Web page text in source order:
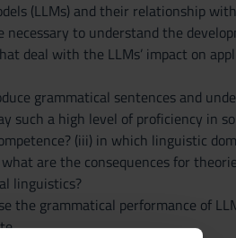
(LLMs) and their relationship
to understand the
deal with the LLMs’ impact on
grammatical sentences and
such a high level of proficiency in
(iii) in which linguistic
are the consequences for
linguistics?
the grammatical performance of